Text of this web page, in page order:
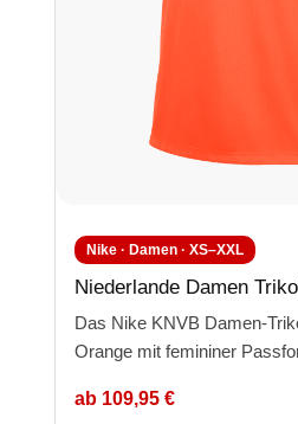
Nike · Damen · XS–XXL
Niederlande Damen
Das Nike KNVB Damen-
Orange mit femininer
ab 109,95 €